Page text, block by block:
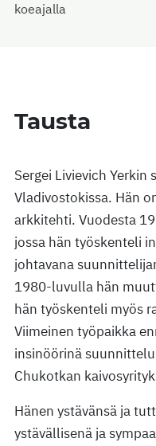
koeajalla
Tausta
Sergei Livievich Yerkin
Vladivostokissa. Hän
arkkitehti. Vuodesta
jossa hän työskenteli
johtavana
1980-luvulla hän
hän työskenteli myös
Viimeinen työpaikka
insinöörinä
Chukotkan
Hänen ystävänsä ja
ystävällisenä ja